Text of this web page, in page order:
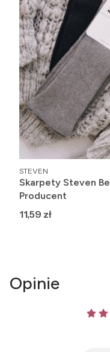
PRODUCENT
STEVEN
Skarpety Steven
Producent
Cena
11,59 zł
Opinie